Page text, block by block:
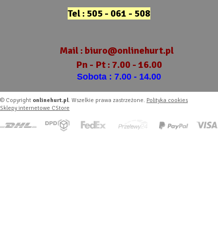
Tel : 505 - 061 - 508
Mail : biuro@onlinehurt.pl
Pn - Pt : 7.00 - 16.00
Sobota : 7.00 - 14.00
© Copyright onlinehurt.pl. Wszelkie prawa zastrzeżone. Polityka cookies
Sklepy internetowe CStore